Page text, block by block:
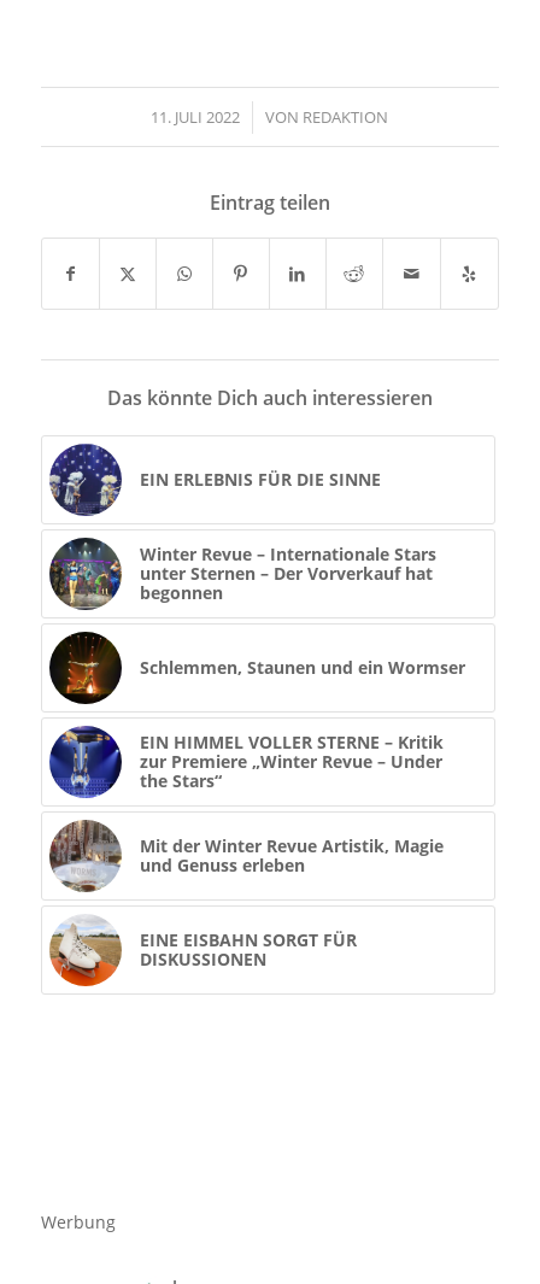
11. JULI 2022
/ VON REDAKTION
Eintrag teilen
Das könnte Dich auch interessieren
EIN ERLEBNIS FÜR DIE SINNE
Winter Revue – Internationale Stars
unter Sternen – Der Vorverkauf hat
begonnen
Schlemmen, Staunen und ein Wormser
EIN HIMMEL VOLLER STERNE – Kritik
zur Premiere „Winter Revue – Under
the Stars“
Mit der Winter Revue Artistik, Magie
und Genuss erleben
EINE EISBAHN SORGT FÜR
DISKUSSIONEN
Werbung